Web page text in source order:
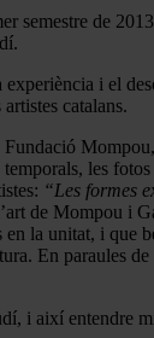
de
i el
catalans.
les
“Les formes
de Mompou i
la unitat, i
En paraules
i així entendre